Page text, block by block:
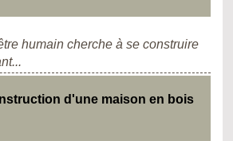
humain cherche à se construire
d'une maison en bois